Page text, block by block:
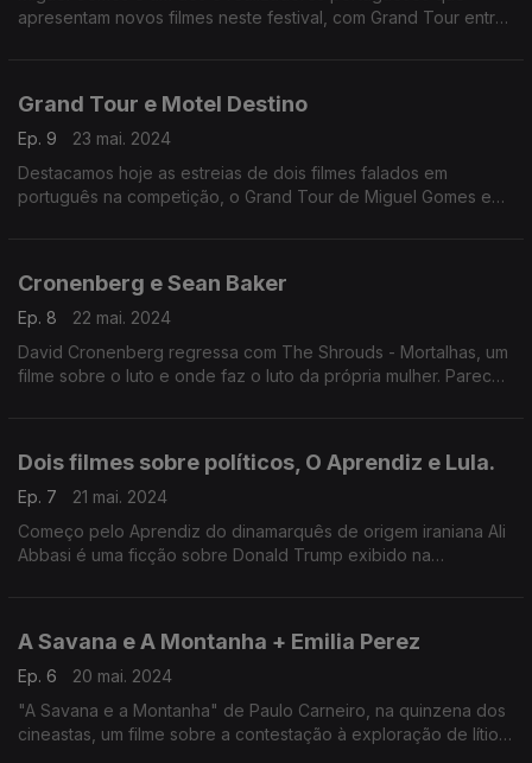
apresentam novos filmes neste festival, com Grand Tour entre
Grand Tour e Motel Destino
Ep. 9
23 mai. 2024
Destacamos hoje as estreias de dois filmes falados em
português na competição, o Grand Tour de Miguel Gomes e
Cronenberg e Sean Baker
Ep. 8
22 mai. 2024
David Cronenberg regressa com The Shrouds - Mortalhas, um
filme sobre o luto e onde faz o luto da própria mulher. Parece
Dois filmes sobre políticos, O Aprendiz e Lula.
Ep. 7
21 mai. 2024
Começo pelo Aprendiz do dinamarquês de origem iraniana Ali
Abbasi é uma ficção sobre Donald Trump exibido na
A Savana e A Montanha + Emilia Perez
Ep. 6
20 mai. 2024
"A Savana e a Montanha" de Paulo Carneiro, na quinzena dos
cineastas, um filme sobre a contestação à exploração de lítio